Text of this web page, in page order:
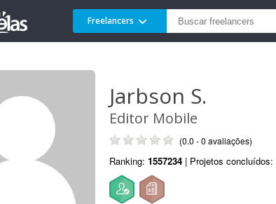
Freelancers
Jarbson S.
Editor Mobile
(0.0 - 0 avaliações)
Ranking: 1557234 | Projetos concluídos: